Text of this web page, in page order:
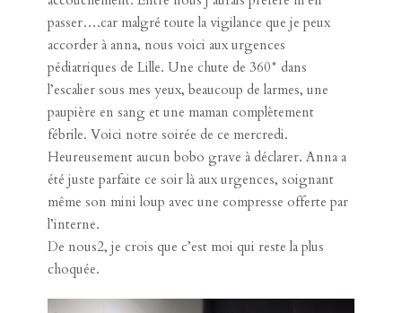
passer….car malgré toute la vigilance que je peux
accorder à anna, nous voici aux urgences
pédiatriques de Lille. Une chute de 360° dans
l’escalier sous mes yeux, beaucoup de larmes, une
paupière en sang et une maman complètement
fébrile. Voici notre soirée de ce mercredi.
Heureusement aucun bobo grave à déclarer. Anna a
été juste parfaite ce soir là aux urgences, soignant
même son mini loup avec une compresse offerte par
l’interne.
De nous2, je crois que c’est moi qui reste la plus
choquée.